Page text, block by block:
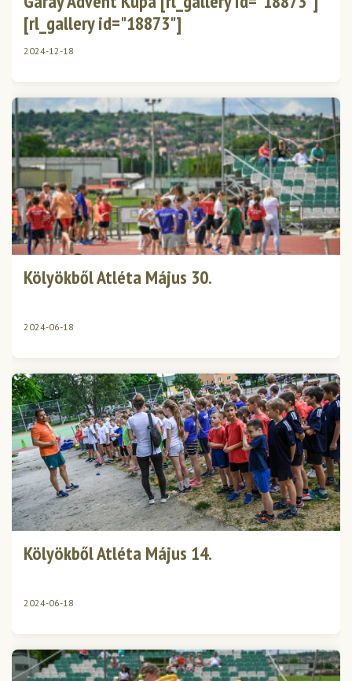
[rl_gallery id="18873"]
2024-12-18
Kölyökből Atléta Május 30.
2024-06-18
Kölyökből Atléta Május 14.
2024-06-18